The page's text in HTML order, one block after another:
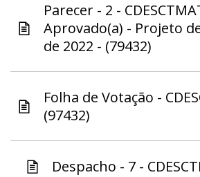
Parecer - 2 -
Aprovado(a) - Projeto
de 2022 - (79432)
Folha de Votação -
(97432)
Despacho - 7 -